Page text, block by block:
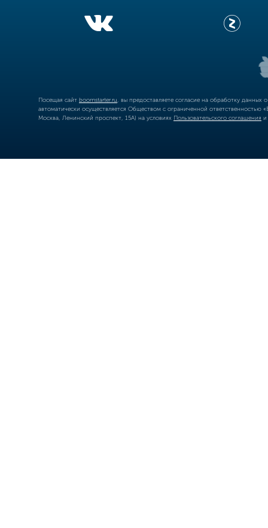
Посещая сайт boomstarter.ru , вы предоставляете согласие на обработку
автоматически осуществляется Обществом с ограниченной
Москва, Ленинский проспект, 15А) на условиях Пользовательского соглашения и